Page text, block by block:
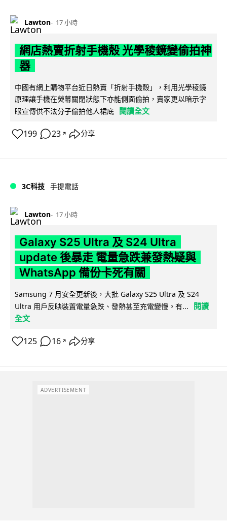
Lawton 17 小時
網店熱賣折射手機殼 光學稜鏡變偷拍神
器
中國有網上購物平台近日熱賣「折射手機殼」，利用光學稜鏡
原理讓手機在熒幕關閉狀態下亦能側面偷拍，賣家更以暗示字
眼宣傳供不法分子偷拍他人裙底 閱讀全文
199 23 ↗ 分享
3C科技 手提電話
Lawton 17 小時
Galaxy S25 Ultra 及 S24 Ultra
update 後暴走 電量急跌兼發熱疑與
WhatsApp 備份卡死有關
Samsung 7 月安全更新後，大批 Galaxy S25 Ultra 及 S24
Ultra 用戶反映裝置電量急跌、發熱甚至充電變慢。有...
閱讀
全文
125 16 ↗ 分享
ADVERTISEMENT